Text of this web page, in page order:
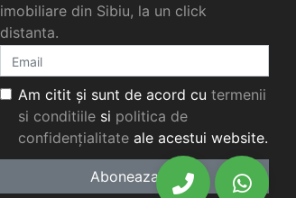
imobiliare din Sibiu, la un click
distanta.
Am citit și sunt de acord cu termenii
si conditiilesi politica de
confidențialitateale acestui website.
Aboneaza-te